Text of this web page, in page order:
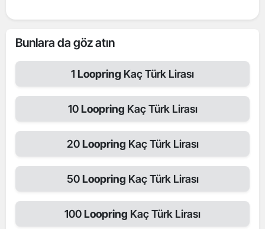
Bunlara da göz atın
1 Loopring Kaç Türk Lirası
10Loopring Kaç Türk Lirası
20Loopring Kaç Türk Lirası
50Loopring Kaç Türk Lirası
100Loopring Kaç Türk Lirası